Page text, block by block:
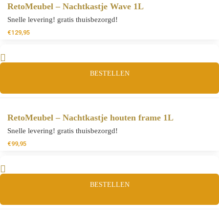
RetoMeubel – Nachtkastje Wave 1L
Snelle levering! gratis thuisbezorgd!
€129,95
BESTELLEN
RetoMeubel – Nachtkastje houten frame 1L
Snelle levering! gratis thuisbezorgd!
€99,95
BESTELLEN